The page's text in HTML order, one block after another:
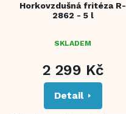
Horkovzdušná fritéza R-
2862 - 5 l
SKLADEM
2 299 Kč
Detail